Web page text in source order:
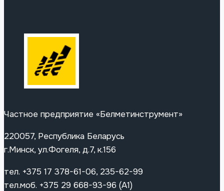
Частное предприятие «Белметинструмент»
220057, Республика Беларусь
г.Минск, ул.Фогеля, д.7, к.156
тел. +375 17 378-61-06, 235-62-99
тел.моб. +375 29 668-93-96 (A1)